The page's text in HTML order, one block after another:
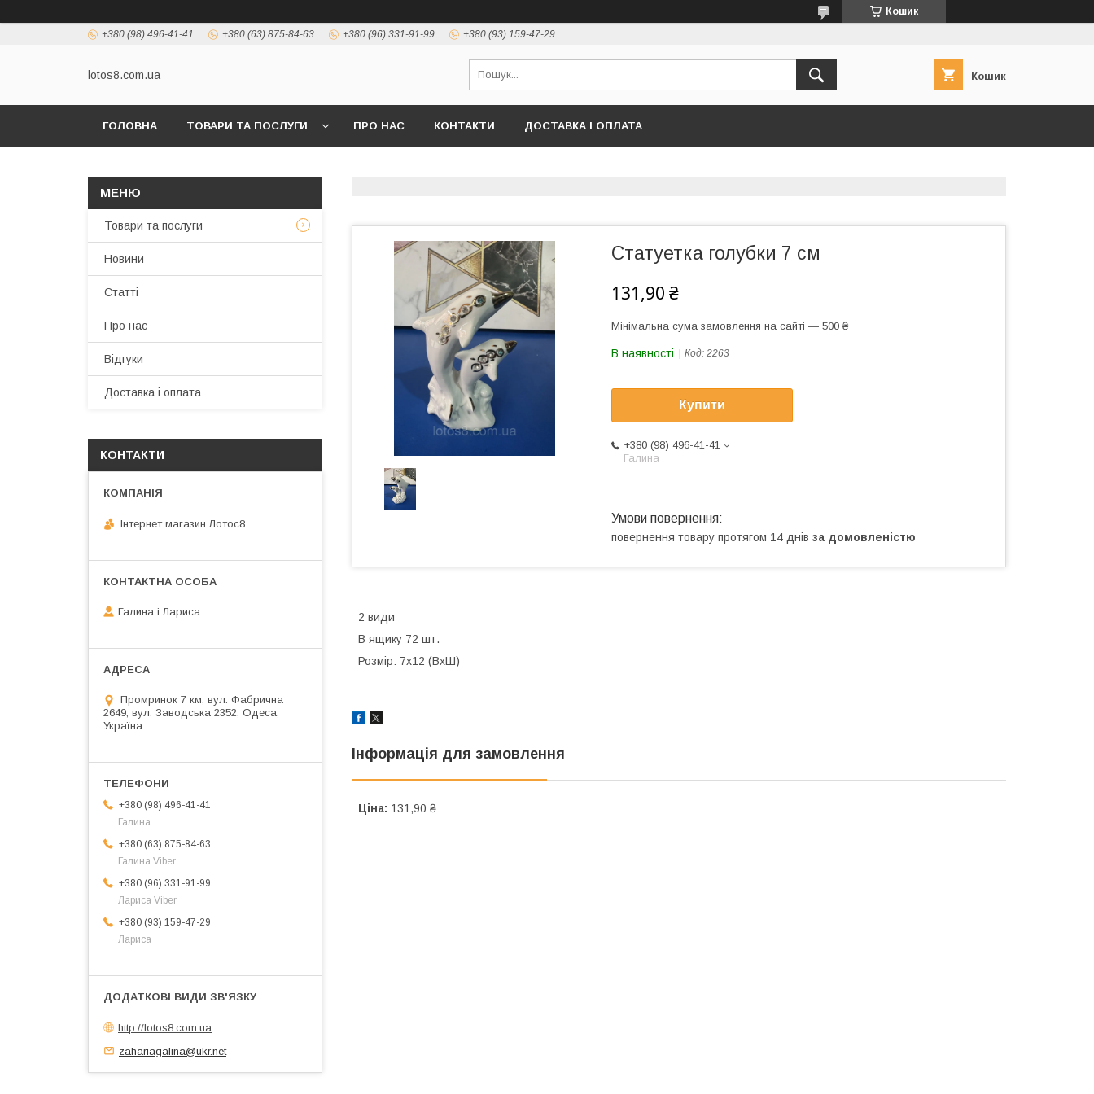
Кошик
+380 (98) 496-41-41 +380 (63) 875-84-63 +380 (96) 331-91-99 +380 (93) 159-47-29
lotos8.com.ua Кошик
ГОЛОВНА ТОВАРИ ТА ПОСЛУГИ ПРО НАС КОНТАКТИ ДОСТАВКА І ОПЛАТА
Статуетка голубки 7 см
131,90 ₴
Мінімальна сума замовлення на сайті — 500 ₴
В наявності Код: 2263
Купити
+380 (98) 496-41-41
Галина
повернення товару протягом 14 днів за домовленістю
2 види
В ящику 72 шт.
Розмір: 7х12 (ВхШ)
Інформація для замовлення
Ціна: 131,90 ₴
Товари та послуги
Новини
Статті
Про нас
Відгуки
Доставка і оплата
КОНТАКТИ
Інтернет магазин Лотос8
Галина і Лариса
Промринок 7 км, вул. Фабрична
2649, вул. Заводська 2352, Одеса,
Україна
+380 (98) 496-41-41
Галина
+380 (63) 875-84-63
Галина Viber
+380 (96) 331-91-99
Лариса Viber
+380 (93) 159-47-29
Лариса
http://lotos8.com.ua
zahariagalina@ukr.net